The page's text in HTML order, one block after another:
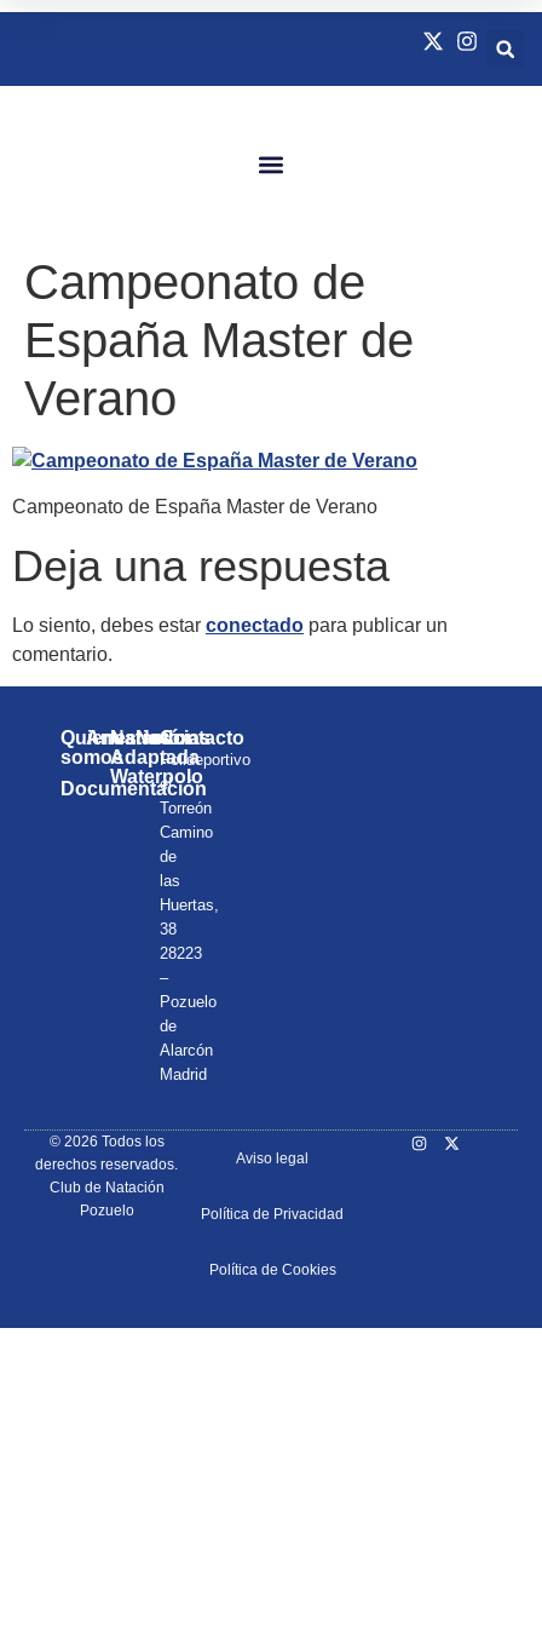
Campeonato de
España Master de
Verano
Campeonato de España Master de Verano
Deja una respuesta
Lo siento, debes estar conectado para publicar un
comentario.
Quienes
somos
Documentación
Anuarios
Natación
Adaptada
Waterpolo
Noticias
Contacto
Polideportivo
el
Torreón
Camino
de
las
Huertas,
38
28223
–
Pozuelo
de
Alarcón
Madrid
© 2026 Todos los
derechos reservados.
Club de Natación
Pozuelo
Aviso legal
Política de Privacidad
Política de Cookies